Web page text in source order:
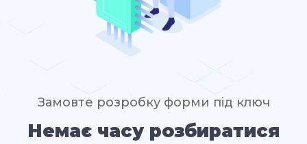
Замовте розробку форми під ключ
Немає часу розбиратися